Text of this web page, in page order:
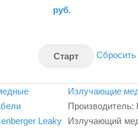
руб.
Излучающие
Производитель:
Излучающий